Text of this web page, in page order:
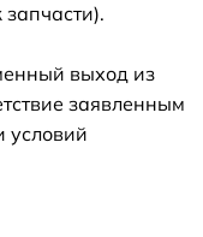
выход из
заявленным
условий